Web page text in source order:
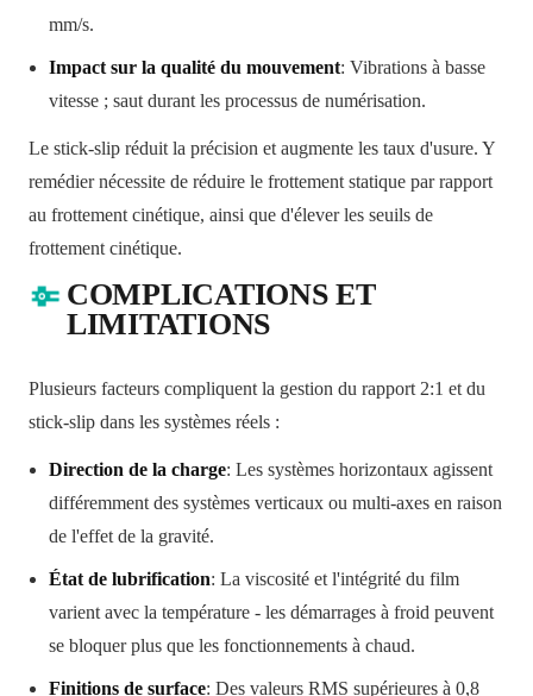
mm/s.
Impact sur la qualité du mouvement: Vibrations à basse
vitesse ; saut durant les processus de numérisation.
Le stick‑slip réduit la précision et augmente les taux d'usure. Y
remédier nécessite de réduire le frottement statique par rapport
au frottement cinétique, ainsi que d'élever les seuils de
frottement cinétique.
COMPLICATIONS ET
LIMITATIONS
Plusieurs facteurs compliquent la gestion du rapport 2:1 et du
stick‑slip dans les systèmes réels :
Direction de la charge: Les systèmes horizontaux agissent
différemment des systèmes verticaux ou multi-axes en raison
de l'effet de la gravité.
État de lubrification: La viscosité et l'intégrité du film
varient avec la température - les démarrages à froid peuvent
se bloquer plus que les fonctionnements à chaud.
Finitions de surface: Des valeurs RMS supérieures à 0,8